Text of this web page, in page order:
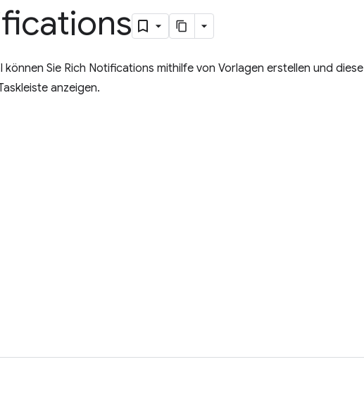
können Sie Rich Notifications mithilfe von Vorlagen erstellen und diese
anzeigen.